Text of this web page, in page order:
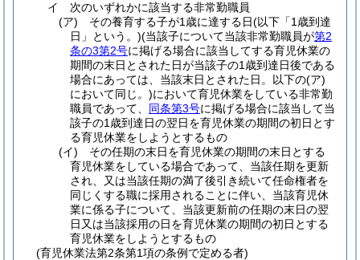
イ
次のいずれかに該当する非常勤職員
(ア)
その養育する子が1歳に達する日(以下「1歳到達
日」という。)(当該子について当該非常勤職員が第2
条の3第2号に掲げる場合に該当してする育児休業の
期間の末日とされた日が当該子の1歳到達日後である
場合にあっては、当該末日とされた日。以下の(ア)
において同じ。)において育児休業をしている非常勤
職員であって、 同条第3号に掲げる場合に該当して当
該子の1歳到達日の翌日を育児休業の期間の初日とす
る育児休業をしようとするもの
(イ)
その任期の末日を育児休業の期間の末日とする
育児休業をしている場合であって、当該任期を更新
され、又は当該任期の満了後引き続いて任命権者を
同じくする職に採用されることに伴い、当該育児休
業に係る子について、当該更新前の任期の末日の翌
日又は当該採用の日を育児休業の期間の初日とする
育児休業をしようとするもの
(育児休業法第2条第1項の条例で定める者)